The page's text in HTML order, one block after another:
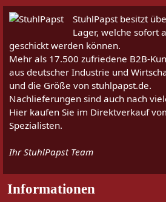
StuhlPapst besitzt
Lager, welche sofort
geschickt werden können.
Mehr als 17.500 zufriedene B2B-
aus deutscher Industrie und
und die Größe von stuhlpapst.de.
Nachlieferungen sind auch nach
Hier kaufen Sie im Direktverkauf
Spezialisten.
Ihr StuhlPapst Team
Informationen